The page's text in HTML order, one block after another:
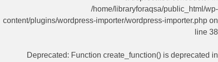
/home/libraryforaqsa/public_html/wp-
content/plugins/wordpress-importer/wordpress-importer.php on
line 38
Deprecated: Function create_function() is deprecated in